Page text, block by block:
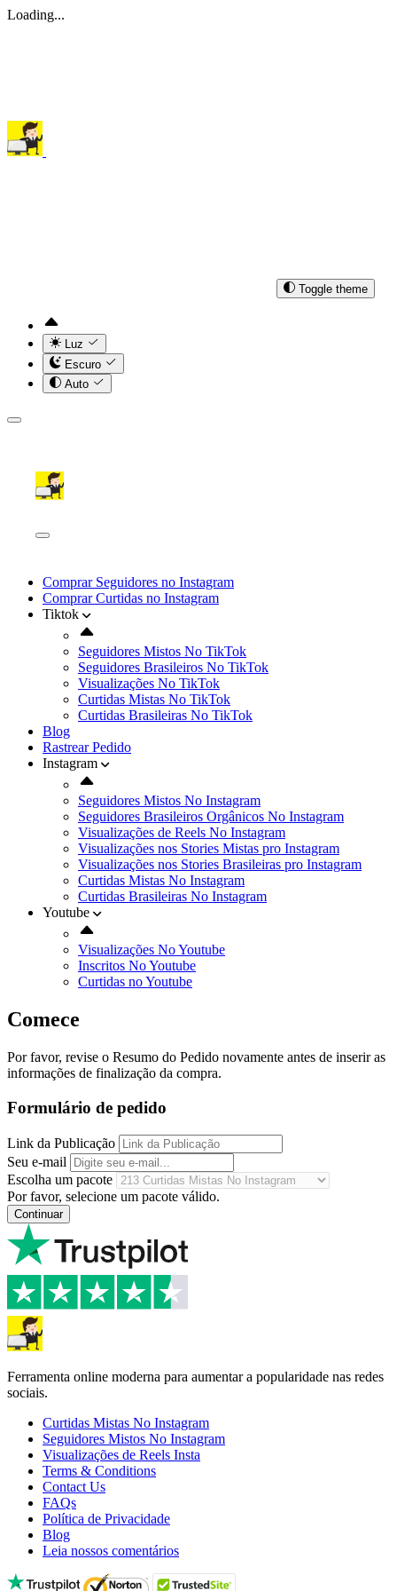
Loading...
Toggle theme
Luz
Escuro
Auto
Comprar Seguidores no Instagram
Comprar Curtidas no Instagram
Tiktok
Seguidores Mistos No TikTok
Seguidores Brasileiros No TikTok
Visualizações No TikTok
Curtidas Mistas No TikTok
Curtidas Brasileiras No TikTok
Blog
Rastrear Pedido
Instagram
Seguidores Mistos No Instagram
Seguidores Brasileiros Orgânicos No Instagram
Visualizações de Reels No Instagram
Visualizações nos Stories Mistas pro Instagram
Visualizações nos Stories Brasileiras pro Instagram
Curtidas Mistas No Instagram
Curtidas Brasileiras No Instagram
Youtube
Visualizações No Youtube
Inscritos No Youtube
Curtidas no Youtube
Comece
Por favor, revise o Resumo do Pedido novamente antes de inserir as
informações de finalização da compra.
Formulário de pedido
Link da Publicação
Seu e-mail
Escolha um pacote
Por favor, selecione um pacote válido.
Continuar
Ferramenta online moderna para aumentar a popularidade nas redes
sociais.
Curtidas Mistas No Instagram
Seguidores Mistos No Instagram
Visualizações de Reels Insta
Terms & Conditions
Contact Us
FAQs
Política de Privacidade
Blog
Leia nossos comentários